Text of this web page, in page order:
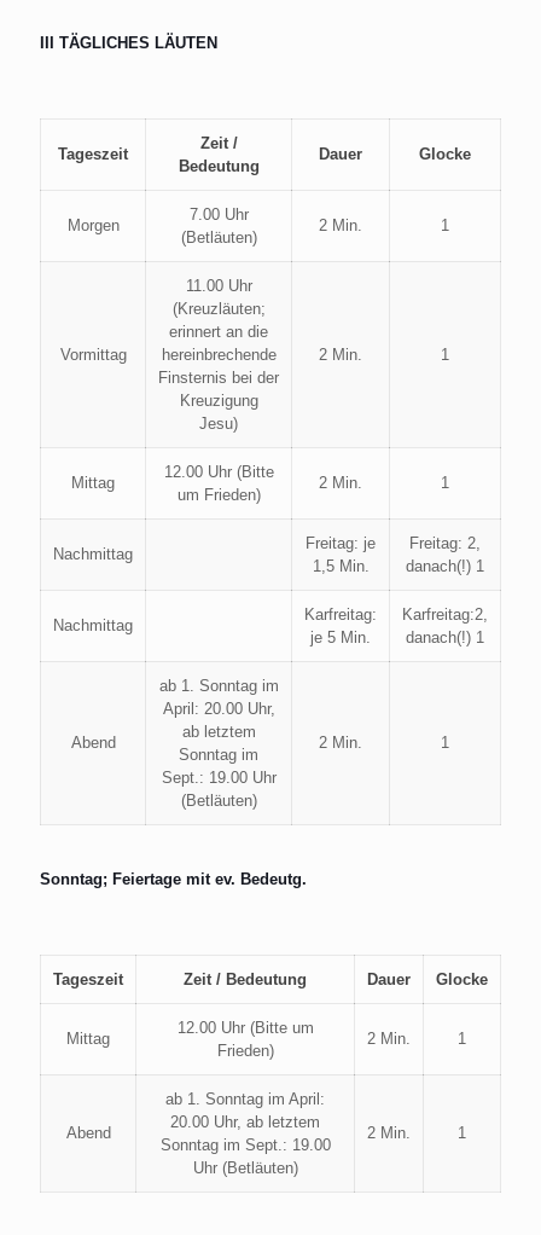
III TÄGLICHES LÄUTEN
Tageszeit
Zeit /
Bedeutung
Dauer Glocke
Morgen
7.00 Uhr
(Betläuten)
2 Min. 1
Vormittag
11.00 Uhr
(Kreuzläuten;
erinnert an die
hereinbrechende
Finsternis bei der
Kreuzigung
Jesu)
2 Min. 1
Mittag
12.00 Uhr (Bitte
um Frieden)
2 Min. 1
Nachmittag
Freitag: je
1,5 Min.
Freitag: 2,
danach(!) 1
Nachmittag
Karfreitag:
je 5 Min.
Karfreitag:2,
danach(!) 1
Abend
ab 1. Sonntag im
April: 20.00 Uhr,
ab letztem
Sonntag im
Sept.: 19.00 Uhr
(Betläuten)
2 Min. 1
Sonntag; Feiertage mit ev. Bedeutg.
Tageszeit Zeit / Bedeutung Dauer Glocke
Mittag
12.00 Uhr (Bitte um
Frieden)
2 Min. 1
Abend
ab 1. Sonntag im April:
20.00 Uhr, ab letztem
Sonntag im Sept.: 19.00
Uhr (Betläuten)
2 Min. 1